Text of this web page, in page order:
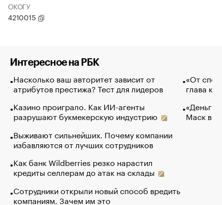
ОКОГУ
4210015
Интересное на РБК
Насколько ваш авторитет зависит от
атрибутов престижа? Тест для лидеров
Казино проиграло. Как ИИ-агенты
разрушают букмекерскую индустрию
Выживают сильнейших. Почему компании
избавляются от лучших сотрудников
Как банк Wildberries резко нарастил
кредиты селлерам до атак на склады
Сотрудники открыли новый способ вредить
компаниям. Зачем им это
«От
глава
«Деньги
Маск в и